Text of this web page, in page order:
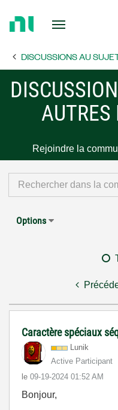
Page DISCUSSIONS AU
AUTRES
Rejoindre la
Options
Caractère spéciaux
Lunik
Active Participant
le ‎09-19-2024 01:52 AM
Bonjour,